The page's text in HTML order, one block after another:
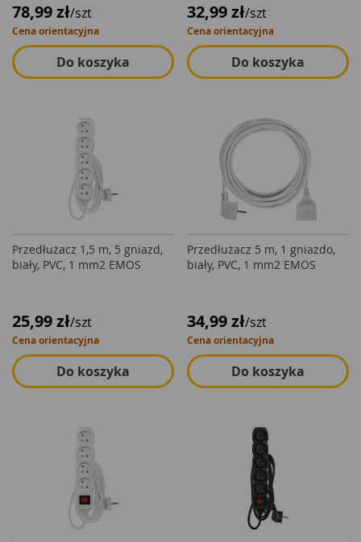
78,99 zł/szt
Cena orientacyjna
Do koszyka
32,99 zł/szt
Cena orientacyjna
Do koszyka
Przedłużacz 1,5 m, 5 gniazd,
biały, PVC, 1 mm2 EMOS
25,99 zł/szt
Cena orientacyjna
Do koszyka
Przedłużacz 5 m, 1 gniazdo,
biały, PVC, 1 mm2 EMOS
34,99 zł/szt
Cena orientacyjna
Do koszyka